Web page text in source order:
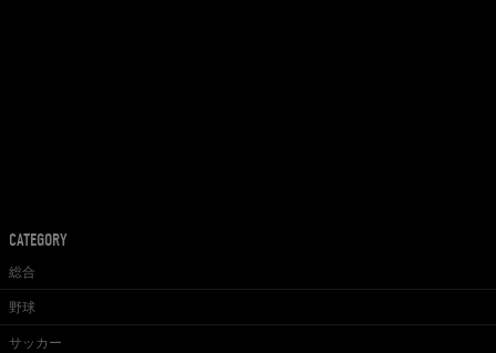
CATEGORY
総合
野球
サッカー